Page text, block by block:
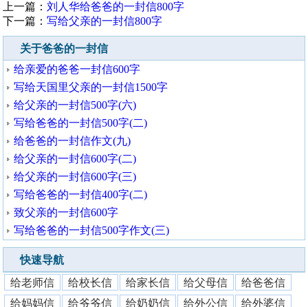
上一篇：刘人华给爸爸的一封信800字
下一篇：写给父亲的一封信800字
关于爸爸的一封信
给亲爱的爸爸一封信600字
写给天国里父亲的一封信1500字
给父亲的一封信500字(六)
写给爸爸的一封信500字(二)
给爸爸的一封信作文(九)
给父亲的一封信600字(二)
给父亲的一封信600字(三)
写给爸爸的一封信400字(二)
致父亲的一封信600字
写给爸爸的一封信500字作文(三)
快速导航
给老师信 给校长信 给家长信 给父母信
给爸爸信
给妈妈信
给爷爷信 给奶奶信 给外公信 给外婆信